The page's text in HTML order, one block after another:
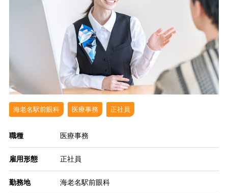
海老名駅前眼科 医療事務 正社員
職種 医療事務
雇用形態 正社員
勤務地 海老名駅前眼科